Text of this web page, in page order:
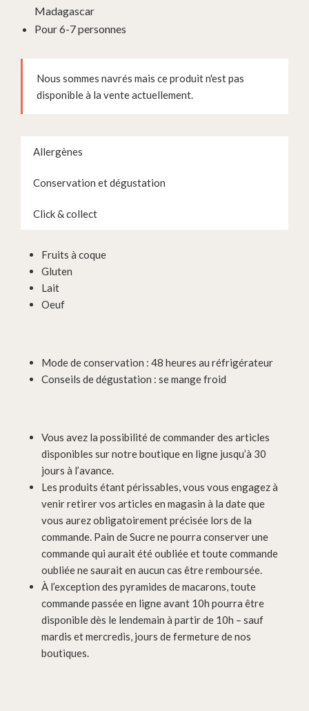
Madagascar
Pour 6-7 personnes
Nous sommes navrés mais ce produit n'est pas
disponible à la vente actuellement.
Allergènes
Conservation et dégustation
Click & collect
Fruits à coque
Gluten
Lait
Oeuf
Mode de conservation : 48 heures au réfrigérateur
Conseils de dégustation : se mange froid
Vous avez la possibilité de commander des articles
disponibles sur notre boutique en ligne jusqu’à 30
jours à l’avance.
Les produits étant périssables, vous vous engagez à
venir retirer vos articles en magasin à la date que
vous aurez obligatoirement précisée lors de la
commande. Pain de Sucre ne pourra conserver une
commande qui aurait été oubliée et toute commande
oubliée ne saurait en aucun cas être remboursée.
À l’exception des pyramides de macarons, toute
commande passée en ligne avant 10h pourra être
disponible dès le lendemain à partir de 10h – sauf
mardis et mercredis, jours de fermeture de nos
boutiques.